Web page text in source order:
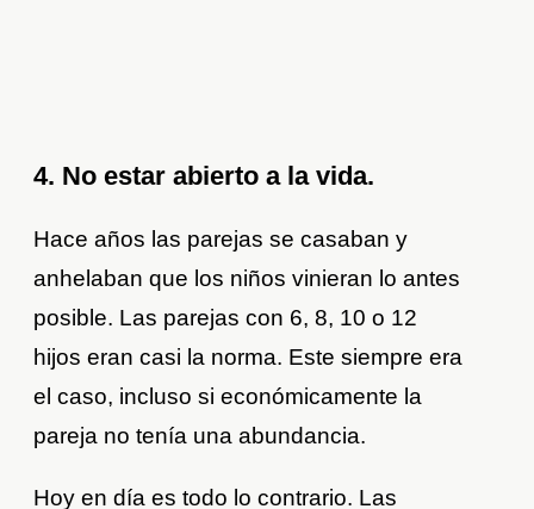
4. No estar abierto a la vida.
Hace años las parejas se casaban y
anhelaban que los niños vinieran lo antes
posible. Las parejas con 6, 8, 10 o 12
hijos eran casi la norma. Este siempre era
el caso, incluso si económicamente la
pareja no tenía una abundancia.
Hoy en día es todo lo contrario. Las